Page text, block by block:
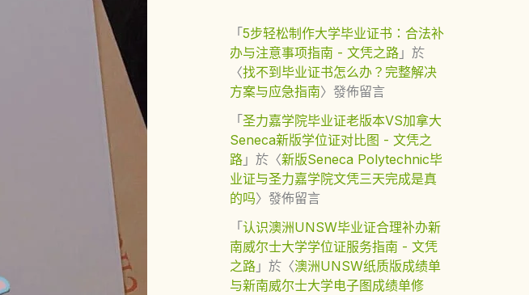
「5步轻松制作大学毕业证书：合法补
办与注意事项指南 - 文凭之路 」於
〈找不到毕业证书怎么办？完整解决
方案与应急指南〉發佈留言
「圣力嘉学院毕业证老版本VS加拿大
Seneca新版学位证对比图 - 文凭之
路 」於〈新版Seneca Polytechnic毕
业证与圣力嘉学院文凭三天完成是真
的吗〉發佈留言
「认识澳洲UNSW毕业证合理补办新
南威尔士大学学位证服务指南 - 文凭
之路 」於〈澳洲UNSW纸质版成绩单
与新南威尔士大学电子图成绩单修